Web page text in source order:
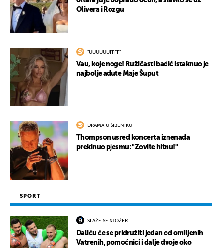
Olivera i Rozgu
"UUUUUUFFFF"
Vau, koje noge! Ružičasti badić istaknuo je
najbolje adute Maje Šuput
DRAMA U ŠIBENIKU
Thompson usred koncerta iznenada
prekinuo pjesmu: "Zovite hitnu!"
SPORT
SLAŽE SE STOŽER
Daliću će se pridružiti jedan od omiljenih
Vatrenih, pomoćnici i dalje dvoje oko
UKLJUČITE NOTIFIKACIJE